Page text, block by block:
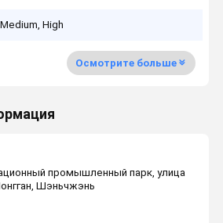
High
Осмотрите больше
промышленный парк, улица
Шэньчжэнь